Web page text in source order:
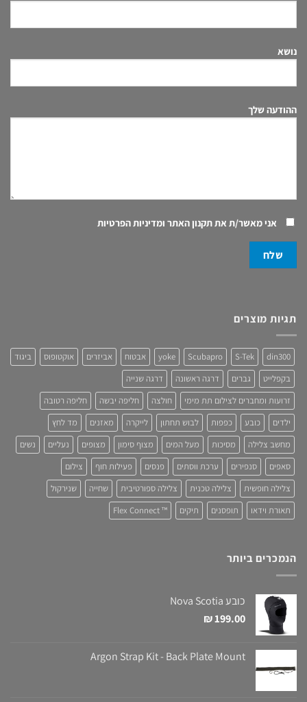
נושא
ההודעה שלך
אני מאשר/ת אתתקנון האתר ומדיניות הפרטיות
תגיות מוצרים
din300
S-Tek
Scubapro
yoke אבטוח אביזרים אוקטופוס
ביגוד
בקפלייט
גברים דרגה ראשונה
דרגה שנייה
זרועות ומחברים לצילום תת מימי
חולצה חליפה יבשה
חליפה רטובה
ילדים
כובע כפפות לבוש תחתון לייקרה מאזנים
מד לחץ
מחשב צלילה
מסיכות מעל המים מצוף סימון מצופים נעליים
נשים
סאפים
סנפירים ערכת ווסתים פנסים פעילות חוף
צילום
צלילה חופשית
צלילה טכנית צלילה ספורטיבית שחייה
שנירקול
תאורת וידאו
תופסנים תיקים ™ Flex Connect
הנמכרים ביותר
כובע Nova Scotia
₪199.00
Argon Strap Kit - Back Plate Mount